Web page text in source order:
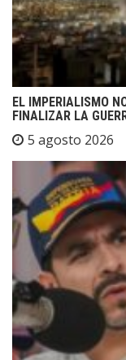
EL IMPERIALISMO
FINALIZAR LA
5 agosto 2026